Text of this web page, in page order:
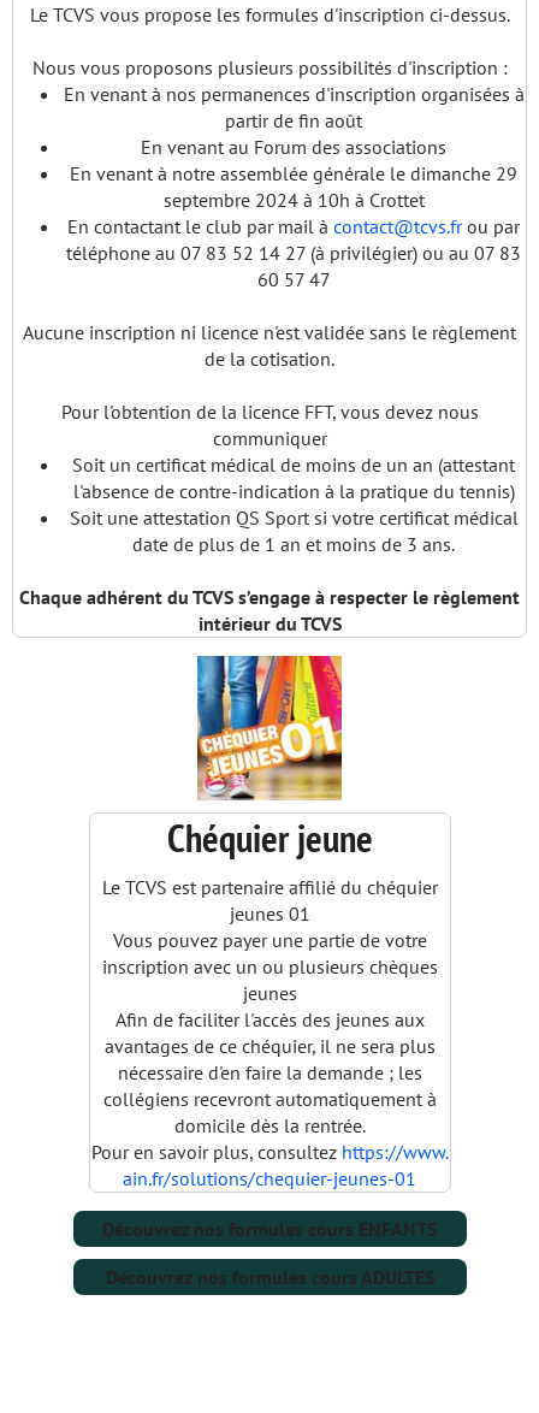
Le TCVS vous propose les formules d'inscription ci-dessus.
Nous vous proposons plusieurs possibilités d'inscription :
En venant à nos permanences d'inscription organisées à
partir de fin août
En venant au Forum des associations
En venant à notre assemblée générale le dimanche 29
septembre 2024 à 10h à Crottet
En contactant le club par mail à contact@tcvs.frou par
téléphone au 07 83 52 14 27 (à privilégier) ou au 07 83
60 57 47
Aucune inscription ni licence n'est validée sans le règlement
de la cotisation.
Pour l'obtention de la licence FFT, vous devez nous
communiquer
Soit un certificat médical de moins de un an (attestant
l'absence de contre-indication à la pratique du tennis)
Soit une attestation QS Sport si votre certificat médical
date de plus de 1 an et moins de 3 ans.
Chaque adhérent du TCVS s’engage à respecter le règlement
intérieur du TCVS
Chéquier jeune
Le TCVS est partenaire affilié du chéquier
jeunes 01
Vous pouvez payer une partie de votre
inscription avec un ou plusieurs chèques
jeunes
Afin de faciliter l'accès des jeunes aux
avantages de ce chéquier, il ne sera plus
nécessaire d'en faire la demande ; les
collégiens recevront automatiquement à
domicile dès la rentrée.
Pour en savoir plus, consultez https://​www.​
ain.​fr/​solutions/​chequier-​jeunes-​01
Découvrez nos formules cours ENFANTS
Découvrez nos formules cours ADULTES